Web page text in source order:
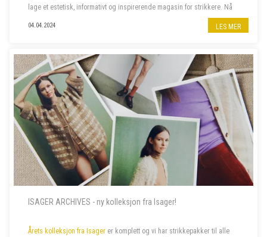
lage et estetisk, informativt og inspirerende magasin for strikkere. Nå
har selskapet vokst til et av verdens mest anerkjente og kjære uavh...
04.04.2024 LES MER
ISAGER ARCHIVES - ny kolleksjon fra Isager!
Årets kolleksjon fra Isager er komplett og vi har strikkepakker til alle